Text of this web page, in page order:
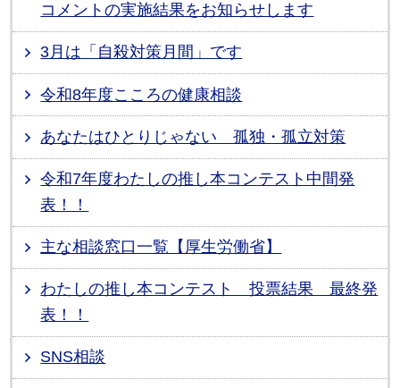
コメントの実施結果をお知らせします
3月は「自殺対策月間」です
令和8年度こころの健康相談
あなたはひとりじゃない 孤独・孤立対策
令和7年度わたしの推し本コンテスト中間発
表！！
主な相談窓口一覧【厚生労働省】
わたしの推し本コンテスト 投票結果 最終発
表！！
SNS相談